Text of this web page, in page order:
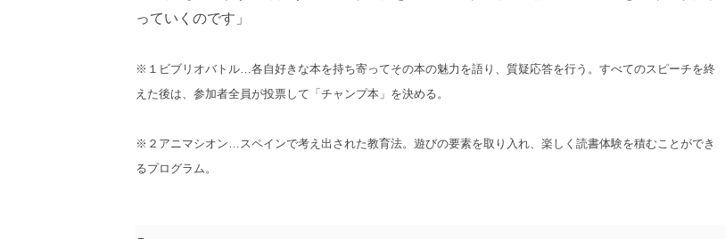
っていくのです」
※１ビブリオバトル…各自好きな本を持ち寄ってその本の魅力を語り、質疑応答を行う。すべてのスピーチを終
えた後は、参加者全員が投票して「チャンプ本」を決める。
※２アニマシオン…スペインで考え出された教育法。遊びの要素を取り入れ、楽しく読書体験を積むことができ
るプログラム。